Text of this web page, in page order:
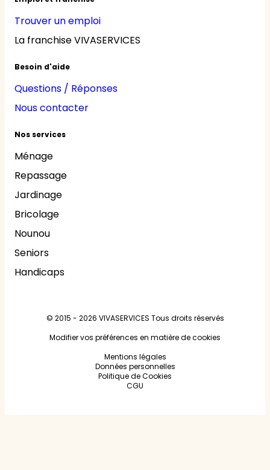
Trouver un emploi
La franchise VIVASERVICES
Besoin d'aide
Questions / Réponses
Nous contacter
Nos services
Ménage
Repassage
Jardinage
Bricolage
Nounou
Seniors
Handicaps
© 2015 - 2026 VIVASERVICES Tous droits réservés
Modifier vos préférences en matière de cookies
Mentions légales
Données personnelles
Politique de Cookies
CGU